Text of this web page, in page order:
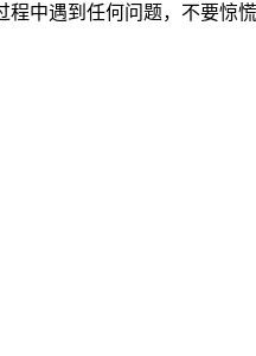
中遇到任何问题，不要惊